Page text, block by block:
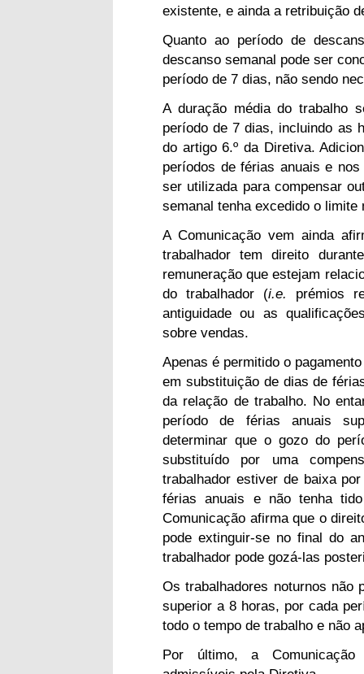
existente, e ainda a retribuição
Quanto ao período de
descanso semanal pode ser
período de 7 dias, não sendo
A duração média do trabalho
período de 7 dias, incluindo as
do artigo 6.º da Diretiva.
períodos de férias anuais e
ser utilizada para compensar
semanal tenha excedido o limite
A Comunicação vem ainda
trabalhador tem direito
remuneração que estejam
do trabalhador (i.e. prémios
antiguidade ou as
sobre vendas.
Apenas é permitido o
em substituição de dias de
da relação de trabalho. No
período de férias anuais
determinar que o gozo do
substituído por uma
trabalhador estiver de baixa
férias anuais e não tenha
Comunicação afirma que o
pode extinguir-se no final do
trabalhador pode gozá-las
Os trabalhadores noturnos não
superior a 8 horas, por cada
todo o tempo de trabalho e não
Por último, a Comunicação